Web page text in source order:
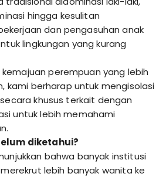
hingga kesulitan
dan pengasuhan anak
lingkungan yang kurang
perempuan yang lebih
kami berharap untuk mengisolasi
khusus terkait dengan
untuk lebih memahami
diketahui?
bahwa banyak institusi
lebih banyak wanita ke